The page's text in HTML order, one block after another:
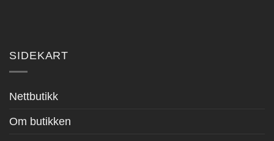
SIDEKART
Nettbutikk
Om butikken